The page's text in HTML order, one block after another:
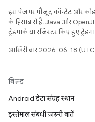
इस पेज पर मौजूद कॉन्टेंट और
के हिसाब से हैं. Java और
ट्रेडमार्क या रजिस्टर किए हुए
आखिरी बार 2026-06-18
बिल्ड
Android डेटा संग्रह स्थान
इस्तेमाल संबंधी ज़रूरी बातें